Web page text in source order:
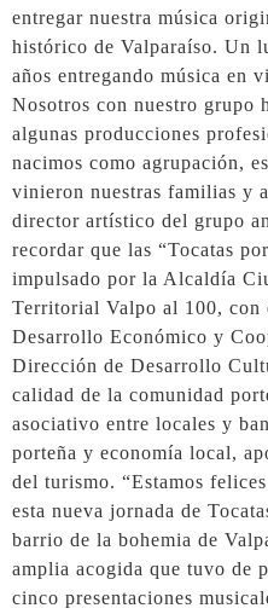
entregar nuestra música
histórico de Valparaíso. Un
años entregando música en
Nosotros con nuestro grupo
algunas producciones
nacimos como agrupación,
vinieron nuestras familias y
director artístico del grupo
recordar que las “Tocatas
impulsado por la Alcaldía
Territorial Valpo al 100, con
Desarrollo Económico y
Dirección de Desarrollo
calidad de la comunidad
asociativo entre locales y
porteña y economía local,
del turismo. “Estamos
esta nueva jornada de
barrio de la bohemia de
amplia acogida que tuvo de
cinco presentaciones